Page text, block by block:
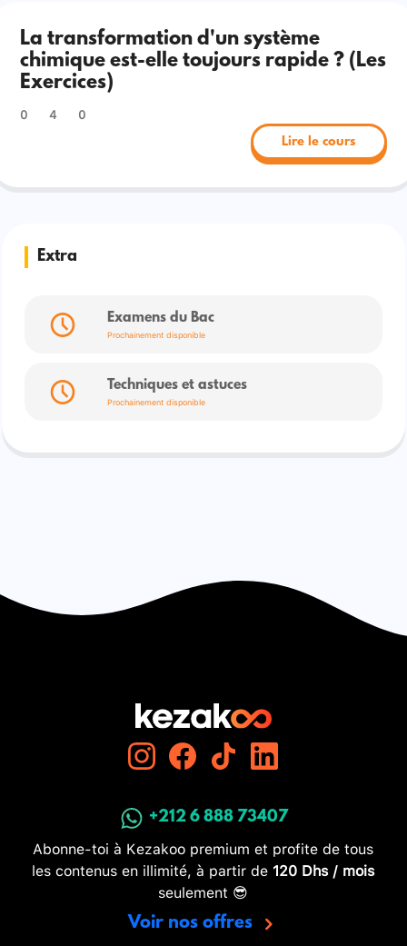
La transformation d'un système
chimique est-elle toujours rapide ? (Les
Exercices)
0 4 0
Lire le cours
Extra
Examens du Bac
Prochainement disponible
Techniques et astuces
Prochainement disponible
+212 6 888 73407
Abonne-toi à Kezakoo premium et profite de tous
les contenus en illimité, à partir de 120 Dhs / mois
seulement 😎
Voir nos offres